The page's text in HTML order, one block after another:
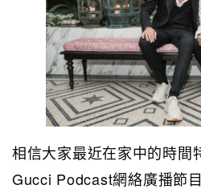
相信大家最近在家中的時間
Gucci Podcast網絡廣播節